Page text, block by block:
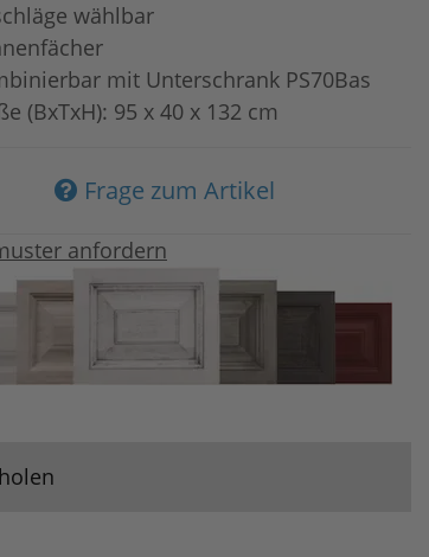
wählbar
mit Unterschrank PS70Bas
(BxTxH): 95 x 40 x 132 cm
Frage zum Artikel
anfordern